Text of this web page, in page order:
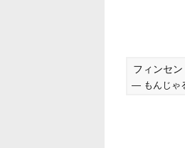
フィンセン
— もんじゃ